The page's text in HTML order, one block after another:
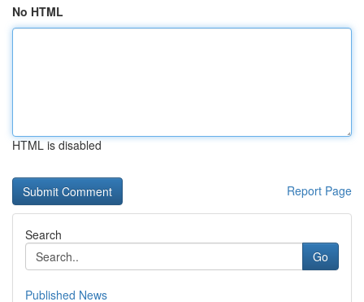
No HTML
HTML is disabled
Report Page
Search
Go
Published News